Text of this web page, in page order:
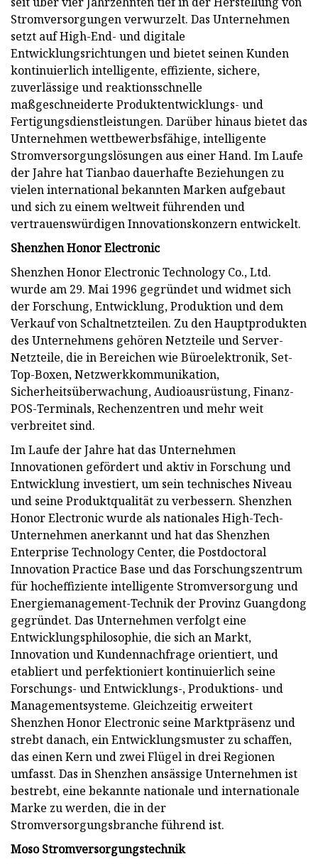
Stromversorgungen verwurzelt. Das Unternehmen
setzt auf High-End- und digitale
Entwicklungsrichtungen und bietet seinen Kunden
kontinuierlich intelligente, effiziente, sichere,
zuverlässige und reaktionsschnelle
maßgeschneiderte Produktentwicklungs- und
Fertigungsdienstleistungen. Darüber hinaus bietet das
Unternehmen wettbewerbsfähige, intelligente
Stromversorgungslösungen aus einer Hand. Im Laufe
der Jahre hat Tianbao dauerhafte Beziehungen zu
vielen international bekannten Marken aufgebaut
und sich zu einem weltweit führenden und
vertrauenswürdigen Innovationskonzern entwickelt.
Shenzhen Honor Electronic
Shenzhen Honor Electronic Technology Co., Ltd.
wurde am 29. Mai 1996 gegründet und widmet sich
der Forschung, Entwicklung, Produktion und dem
Verkauf von Schaltnetzteilen. Zu den Hauptprodukten
des Unternehmens gehören Netzteile und Server-
Netzteile, die in Bereichen wie Büroelektronik, Set-
Top-Boxen, Netzwerkkommunikation,
Sicherheitsüberwachung, Audioausrüstung, Finanz-
POS-Terminals, Rechenzentren und mehr weit
verbreitet sind.
Im Laufe der Jahre hat das Unternehmen
Innovationen gefördert und aktiv in Forschung und
Entwicklung investiert, um sein technisches Niveau
und seine Produktqualität zu verbessern. Shenzhen
Honor Electronic wurde als nationales High-Tech-
Unternehmen anerkannt und hat das Shenzhen
Enterprise Technology Center, die Postdoctoral
Innovation Practice Base und das Forschungszentrum
für hocheffiziente intelligente Stromversorgung und
Energiemanagement-Technik der Provinz Guangdong
gegründet. Das Unternehmen verfolgt eine
Entwicklungsphilosophie, die sich an Markt,
Innovation und Kundennachfrage orientiert, und
etabliert und perfektioniert kontinuierlich seine
Forschungs- und Entwicklungs-, Produktions- und
Managementsysteme. Gleichzeitig erweitert
Shenzhen Honor Electronic seine Marktpräsenz und
strebt danach, ein Entwicklungsmuster zu schaffen,
das einen Kern und zwei Flügel in drei Regionen
umfasst. Das in Shenzhen ansässige Unternehmen ist
bestrebt, eine bekannte nationale und internationale
Marke zu werden, die in der
Stromversorgungsbranche führend ist.
Moso Stromversorgungstechnik